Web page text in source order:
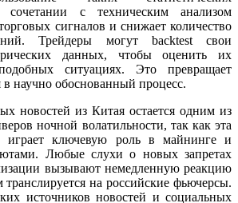
сочетании с техническим анализом
сигналов и снижает количество
Трейдеры могут backtest свои
данных, чтобы оценить их
ситуациях. Это превращает
в научно обоснованный процесс.
новостей из Китая остается одним из
ночной волатильности, так как эта
играет ключевую роль в майнинге и
Любые слухи о новых запретах
вызывают немедленную реакцию
транслируется на российские фьючерсы.
источников новостей и социальных